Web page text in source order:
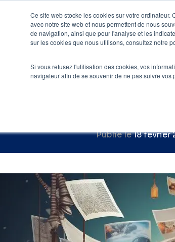
Ce site web stocke les cookies sur votre
avec notre site web et nous permettent de nous
de navigation, ainsi que pour l'analyse et les
sur les cookies que nous utilisons, consultez notre
Si vous refusez l'utilisation des cookies, vos
navigateur afin de se souvenir de ne pas suivre vos
Agence
Accueil» Blog SEO»
Content
Publié le18 février